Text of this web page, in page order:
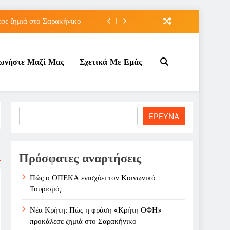
ζημιά στο Σαρακήνικο
πετρελαίου στο ;
ζημιά στο Σαρακήνικο
της για την καριέρα;
Μαζί Μας Σχετικά Με Εμάς
ΕΡΕΥΝΑ
Πρόσφατες αναρτήσεις
Πώς ο ΟΠΕΚΑ ενισχύει τον Κοινωνικό
Τουρισμό;
Νέα Κρήτη: Πώς η φράση «Κρήτη ΟΦΗ»
προκάλεσε ζημιά στο Σαρακήνικο